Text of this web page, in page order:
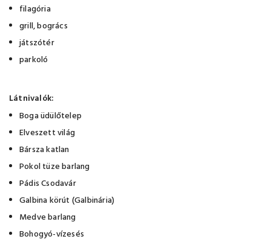
filagória
grill, bogrács
játszótér
parkoló
Látnivalók:
Boga üdülőtelep
Elveszett világ
Bársza katlan
Pokol tüze barlang
Pádis Csodavár
Galbina körút (Galbinária)
Medve barlang
Bohogyó-vízesés